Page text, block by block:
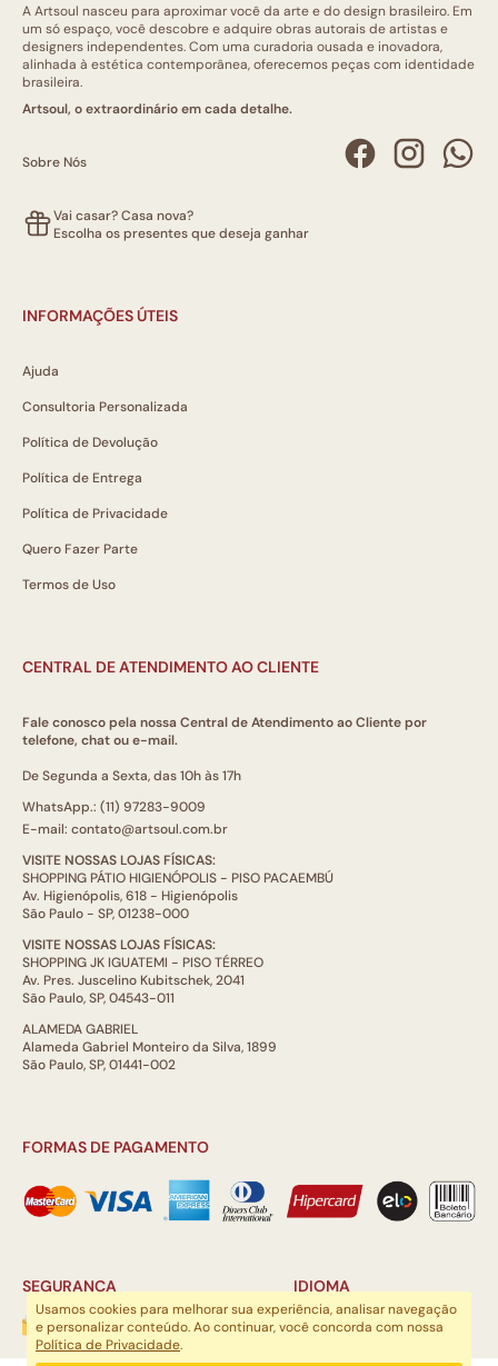
A Artsoul nasceu para aproximar você da arte e do design brasileiro. Em
um só espaço, você descobre e adquire obras autorais de artistas e
designers independentes. Com uma curadoria ousada e inovadora,
alinhada à estética contemporânea, oferecemos peças com identidade
brasileira.
Artsoul, o extraordinário em cada detalhe.
Sobre Nós
Vai casar? Casa nova?
Escolha os presentes que deseja ganhar
INFORMAÇÕES ÚTEIS
Ajuda
Consultoria Personalizada
Política de Devolução
Política de Entrega
Política de Privacidade
Quero Fazer Parte
Termos de Uso
CENTRAL DE ATENDIMENTO AO CLIENTE
Fale conosco pela nossa Central de Atendimento ao Cliente por
telefone, chat ou e-mail.
De Segunda a Sexta, das 10h às 17h
WhatsApp.: (11) 97283-9009
E-mail: contato@artsoul.com.br
VISITE NOSSAS LOJAS FÍSICAS:
SHOPPING PÁTIO HIGIENÓPOLIS - PISO PACAEMBÚ
Av. Higienópolis, 618 - Higienópolis
São Paulo - SP, 01238-000
VISITE NOSSAS LOJAS FÍSICAS:
SHOPPING JK IGUATEMI - PISO TÉRREO
Av. Pres. Juscelino Kubitschek, 2041
São Paulo, SP, 04543-011
ALAMEDA GABRIEL
Alameda Gabriel Monteiro da Silva, 1899
São Paulo, SP, 01441-002
FORMAS DE PAGAMENTO
SEGURANÇA IDIOMA
Usamos cookies para melhorar sua experiência, analisar navegação
e personalizar conteúdo. Ao continuar, você concorda com nossa
Política de Privacidade.